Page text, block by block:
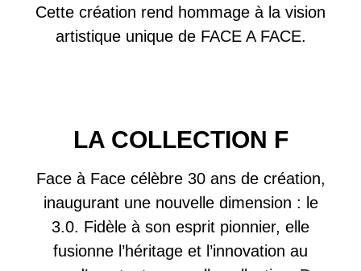
Cette création rend hommage à la vision
artistique unique de FACE A FACE.
LA COLLECTION F
Face à Face célèbre 30 ans de création,
inaugurant une nouvelle dimension : le
3.0. Fidèle à son esprit pionnier, elle
fusionne l’héritage et l’innovation au